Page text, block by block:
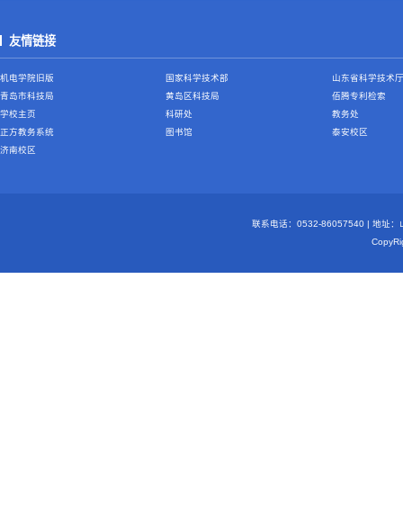
友情链接
机电学院旧版 国家科学技术部
山东省科学技术厅
青岛市科技局
黄岛区科技局
佰腾专利检索
学校主页
科研处
教务处
正方教务系统
图书馆
泰安校区
济南校区
联系电话：0532-86057540 | 地址：